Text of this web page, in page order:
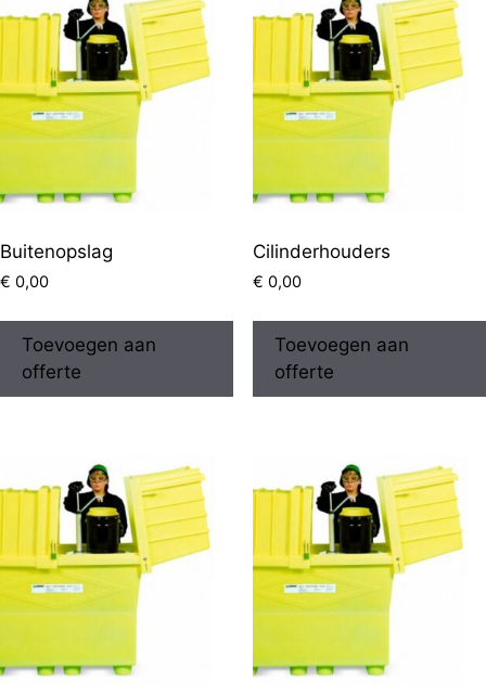
Buitenopslag
€ 0,00
Toevoegen aan
offerte
Cilinderhouders
€ 0,00
Toevoegen aan
offerte